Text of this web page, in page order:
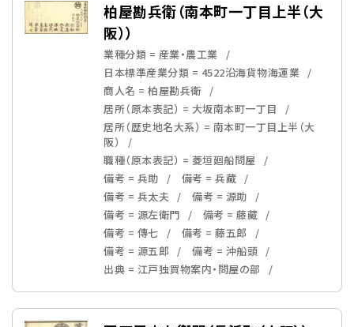
柏屋勘兵衛（南本町一丁目上半（大
阪））
業種分類 = 産業・農工業
日本標準産業分類 = 4522沿海貨物海運業
商人名 = 柏屋勘兵衛
居所（原本表記） = 大坂南本町一丁目
居所（歴史地名大系） = 南本町一丁目上半（大
阪）
職種（原本表記） = 菱垣廻船問屋
備考 = 兵助
備考 = 兵藏
備考 = 兵太夫
備考 = 源助
備考 = 源左衛門
備考 = 藤藏
備考 = 傳七
備考 = 藤五郎
備考 = 源五郎
備考 = 沖船頭
出典 = 江戸独買物案内・問屋の部